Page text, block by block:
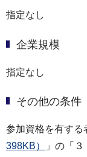
指定なし
企業規模
指定なし
その他の条件
参加資格を有する
398KB）
」の「